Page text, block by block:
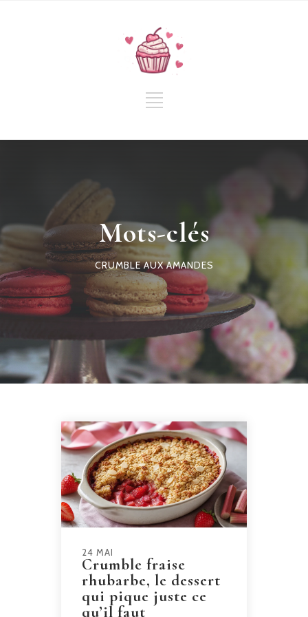
Mots-clés
CRUMBLE AUX AMANDES
24 MAI
Crumble fraise
rhubarbe, le dessert
qui pique juste ce
qu’il faut